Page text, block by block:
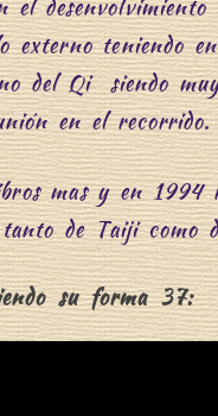
externo teniendo
del Qi siendo
en el recorrido.
mas y en 1994
tanto de Taiji como
su forma 37: